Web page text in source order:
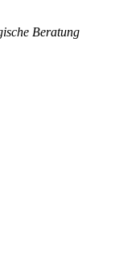
Beratung